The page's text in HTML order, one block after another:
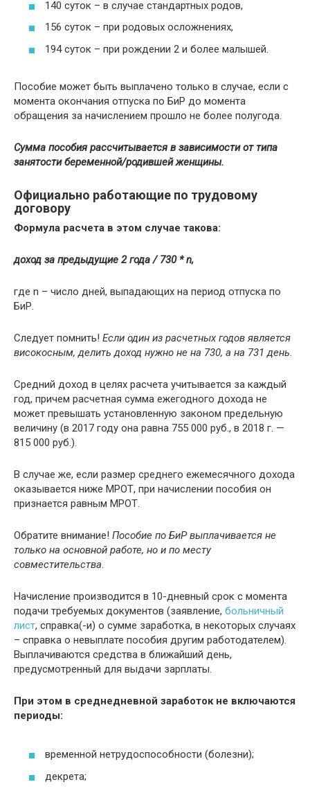
140 суток – в случае стандартных родов,
156 суток – при родовых осложнениях,
194 суток – при рождении 2 и более малышей.
Пособие может быть выплачено только в случае, если с
момента окончания отпуска по БиР до момента
обращения за начислением прошло не более полугода.
Сумма пособия рассчитывается в зависимости от типа
занятости беременной/родившей женщины.
Официально работающие по трудовому
договору
Формула расчета в этом случае такова:
доход за предыдущие 2 года / 730 *n,
где n – число дней, выпадающих на период отпуска по
БиР.
Следует помнить! Если один из расчетных годов является
високосным, делить доход нужно не на 730, а на 731 день
Средний доход в целях расчета учитывается за каждый
год, причем расчетная сумма ежегодного дохода не
может превышать установленную законом предельную
величину (в 2017 году она равна 755 000 руб., в 2018 г. —
815 000 руб.).
В случае же, если размер среднего ежемесячного дохода
оказывается ниже МРОТ, при начислении пособия он
признается равным МРОТ.
Обратите внимание! Пособие по БиР выплачивается не
только на основной работе, но и по месту
совместительства
Начисление производится в 10-дневный срок с момента
подачи требуемых документов (заявление, больничный
лист, справка(-и) о сумме заработка, в некоторых случаях
– справка о невыплате пособия другим работодателем).
Выплачиваются средства в ближайший день,
предусмотренный для выдачи зарплаты.
При этом в среднедневной заработок не включаются
периоды:
временной нетрудоспособности (болезни);
декрета;